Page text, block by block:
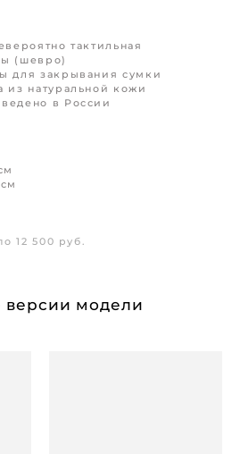
тактильная
(шевро)
для закрывания сумки
из натуральной кожи
в России
12 500 руб.
версии модели